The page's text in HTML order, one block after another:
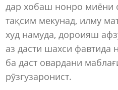
дар хобаш нонро миёни
тақсим мекунад, илму
худ намуда, дороияш
аз дасти шахси
ба даст овардани
рӯзгузаронист.